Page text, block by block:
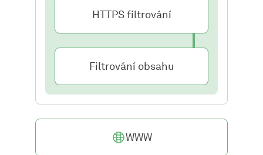
HTTPS filtrování
Filtrování obsahu
WWW